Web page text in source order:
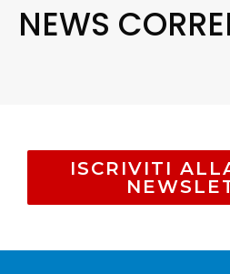
NEWS
ISCRIVITI